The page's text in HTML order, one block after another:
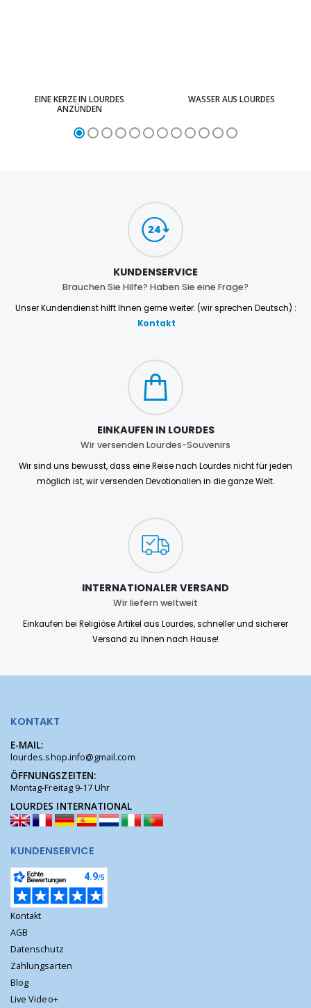
EINE KERZE IN LOURDES
ANZÜNDEN
WASSER AUS LOURDES
KUNDENSERVICE
Brauchen Sie Hilfe? Haben Sie eine Frage?
Unser Kundendienst hilft Ihnen gerne weiter. (wir sprechen Deutsch) :
Kontakt
EINKAUFEN IN LOURDES
Wir versenden Lourdes-Souvenirs
Wir sind uns bewusst, dass eine Reise nach Lourdes nicht für jeden
möglich ist, wir versenden Devotionalien in die ganze Welt.
INTERNATIONALER VERSAND
Wir liefern weltweit
Einkaufen bei Religiöse Artikel aus Lourdes, schneller und sicherer
Versand zu Ihnen nach Hause!
KONTAKT
E-MAIL:
lourdes.shop.info@gmail.com
ÖFFNUNGSZEITEN:
Montag-Freitag 9-17 Uhr
LOURDES INTERNATIONAL
KUNDENSERVICE
Kontakt
AGB
Datenschutz
Zahlungsarten
Blog
Live Video+